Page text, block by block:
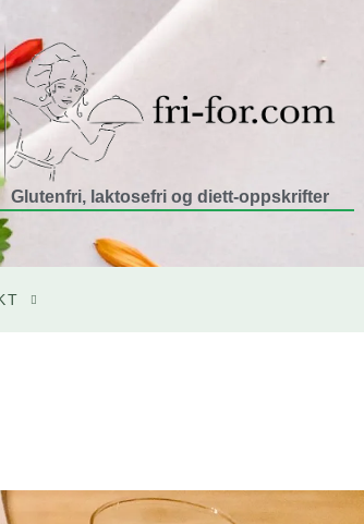
Glutenfri, laktosefri og diett-oppskrifter